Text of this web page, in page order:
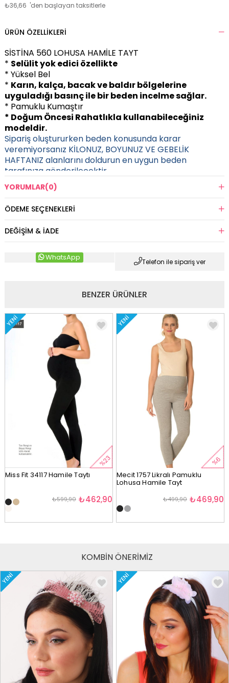
₺36,66 'den başlayan taksitlerle
ÜRÜN ÖZELLIKLERI
SİSTİNA 560 LOHUSA HAMİLE TAYT
* Selülit yok edici özellikte
* Yüksel Bel
* Karın, kalça, bacak ve baldır bölgelerine
uyguladığı basınç ile bir beden incelme sağlar.
* Pamuklu Kumaştır
* Doğum Öncesi Rahatlıkla kullanabileceğiniz
modeldir.
Sipariş oluştururken beden konusunda karar
veremiyorsanız KİLONUZ, BOYUNUZ VE GEBELİK
HAFTANIZ alanlarını doldurun en uygun beden
tarafınıza gönderilecektir.
YORUMLAR(0)
ÖDEME SEÇENEKLERI
DEĞIŞIM & İADE
Telefon ile sipariş ver
WhatsApp
BENZER ÜRÜNLER
YENI
%23
Miss Fit 34117 Hamile Taytı
₺462,90
₺599,90
YENI
%6
Mecit 1757 Likralı Pamuklu
Lohusa Hamile Tayt
₺469,90
₺499,90
KOMBİN ÖNERİMİZ
YENI YENI